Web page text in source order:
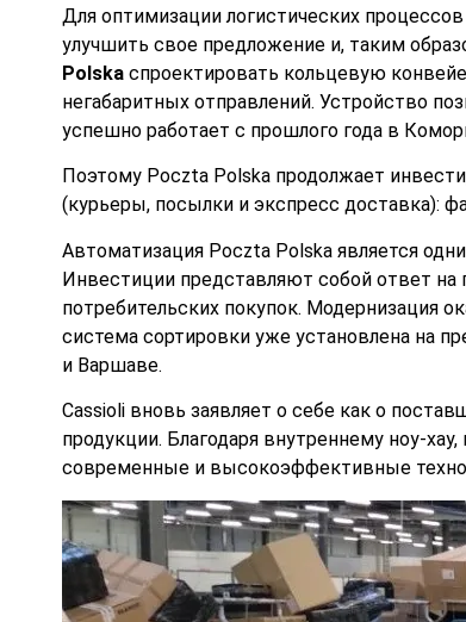
Для оптимизации логистических
улучшить свое предложение и, таким
Polska спроектировать кольцевую
негабаритных отправлений. Устройство
успешно работает с прошлого года в
Поэтому Poczta Polska продолжает
(курьеры, посылки и экспресс доставка):
Автоматизация Poczta Polska является
Инвестиции представляют собой ответ
потребительских покупок. Модернизация
система сортировки уже установлена ​​на
и Варшаве.
Cassioli вновь заявляет о себе как о
продукции. Благодаря внутреннему ноу-
современные и высокоэффективные